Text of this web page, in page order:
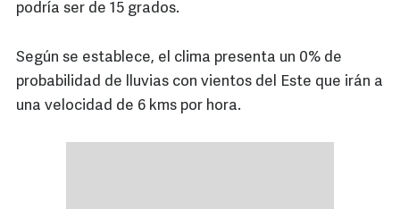
podría ser de 15 grados.
Según se establece, el clima presenta un 0% de
probabilidad de lluvias con vientos del Este que irán a
una velocidad de 6 kms por hora.